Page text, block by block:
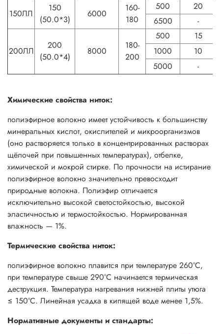
150ЛЛ
150
(50.0*3)
6000
160-
180
500
20
6500
-
200ЛЛ
200
(50.0*4)
8000
180-
200
500
15
1000
10
5000
-
Химические свойства ниток:
полиэфирное волокно имеет устойчивость к большинству
минеральных кислот, окислителей и микроорганизмов
(оно растворяется только в концентрированных растворах
щёлочей при повышенных температурах), отбелке,
химической и мокрой стирке. По прочности на истирание
полиэфирное волокно значительно превосходит
природные волокна. Полиэфир отличается
исключительно высокой светостойкостью, высокой
эластичностью и термостойкостью. Нормированная
влажность — 1%.
Термические свойства ниток:
полиэфирное волокно плавится при температуре 260°С,
при температуре свыше 290°С начинается термическая
деструкция. Температура нагревания нижней плиты утюга
≤ 150°С. Линейная усадка в кипящей воде менее 1,5%.
Нормативные документы и стандарты: